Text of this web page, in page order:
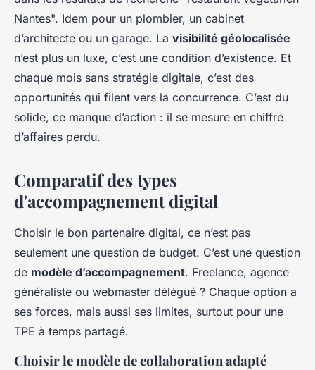
Nantes". Idem pour un plombier, un cabinet
d’architecte ou un garage. La visibilité géolocalisée
n’est plus un luxe, c’est une condition d’existence. Et
chaque mois sans stratégie digitale, c’est des
opportunités qui filent vers la concurrence. C’est du
solide, ce manque d’action : il se mesure en chiffre
d’affaires perdu.
Comparatif des types
d'accompagnement digital
Choisir le bon partenaire digital, ce n’est pas
seulement une question de budget. C’est une question
de modèle d’accompagnement. Freelance, agence
généraliste ou webmaster délégué ? Chaque option a
ses forces, mais aussi ses limites, surtout pour une
TPE à temps partagé.
Choisir le modèle de collaboration adapté